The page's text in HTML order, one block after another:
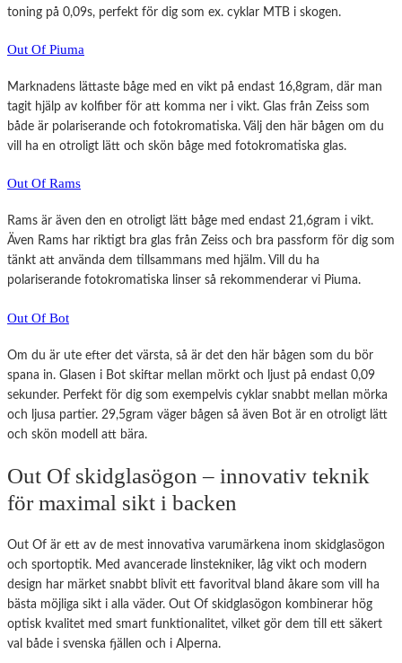
toning på 0,09s, perfekt för dig som ex. cyklar MTB i skogen.
Out Of Piuma
Marknadens lättaste båge med en vikt på endast 16,8gram, där man
tagit hjälp av kolfiber för att komma ner i vikt. Glas från Zeiss som
både är polariserande och fotokromatiska. Välj den här bågen om du
vill ha en otroligt lätt och skön båge med fotokromatiska glas.
Out Of Rams
Rams är även den en otroligt lätt båge med endast 21,6gram i vikt.
Även Rams har riktigt bra glas från Zeiss och bra passform för dig som
tänkt att använda dem tillsammans med hjälm. Vill du ha
polariserande fotokromatiska linser så rekommenderar vi Piuma.
Out Of Bot
Om du är ute efter det värsta, så är det den här bågen som du bör
spana in. Glasen i Bot skiftar mellan mörkt och ljust på endast 0,09
sekunder. Perfekt för dig som exempelvis cyklar snabbt mellan mörka
och ljusa partier. 29,5gram väger bågen så även Bot är en otroligt lätt
och skön modell att bära.
Out Of skidglasögon – innovativ teknik
för maximal sikt i backen
Out Of är ett av de mest innovativa varumärkena inom skidglasögon
och sportoptik. Med avancerade linstekniker, låg vikt och modern
design har märket snabbt blivit ett favoritval bland åkare som vill ha
bästa möjliga sikt i alla väder. Out Of skidglasögon kombinerar hög
optisk kvalitet med smart funktionalitet, vilket gör dem till ett säkert
val både i svenska fjällen och i Alperna.